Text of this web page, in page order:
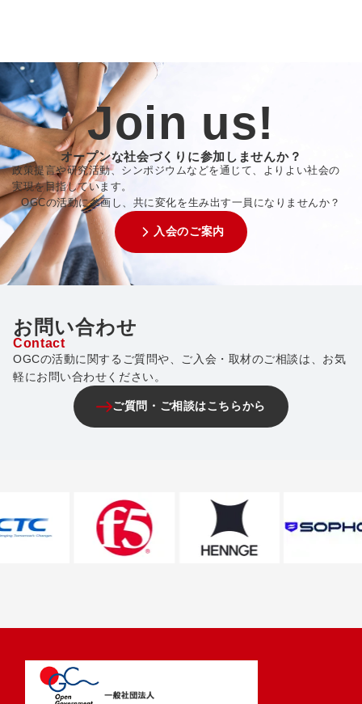
Join us!
オープンな社会づくりに参加しませんか？
政策提言や研究活動、シンポジウムなどを通じて、よりよい社会の
実現を目指しています。
OGCの活動に参画し、共に変化を生み出す一員になりませんか？
入会のご案内
お問い合わせ
Contact
OGCの活動に関するご質問や、ご入会・取材のご相談は、お気
軽にお問い合わせください。
ご質問・ご相談はこちらから